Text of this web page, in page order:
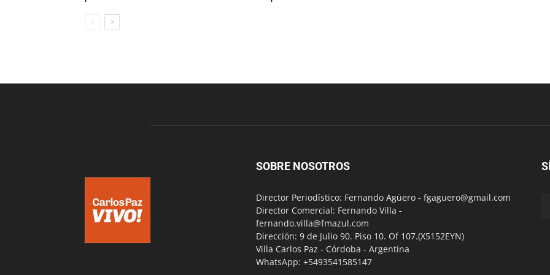
SOBRE NOSOTROS
Director Periodístico: Fernando Agüero - fgaguero@gmail.com
Director Comercial: Fernando Villa -
fernando.villa@fmazul.com
Dirección: 9 de Julio 90. Piso 10. Of 107.(X5152EYN)
Villa Carlos Paz - Córdoba - Argentina
WhatsApp: +5493541585147